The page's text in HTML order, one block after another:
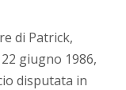
di Patrick,
giugno 1986,
disputata in